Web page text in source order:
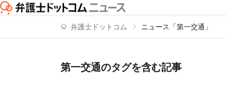
弁護士ドットコム ニュース「第一交通」
第一交通のタグを含む記事